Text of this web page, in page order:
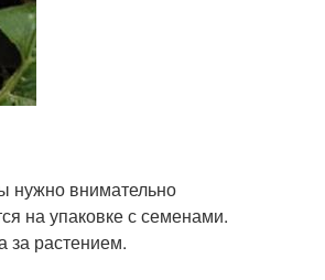
нужно внимательно
на упаковке с семенами.
за растением.